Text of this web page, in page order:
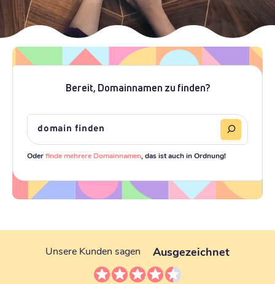
Bereit, Domainnamen zu finden?
Oderfinde mehrere Domainnamen , das ist auch in Ordnung!
Unsere Kunden sagen Ausgezeichnet